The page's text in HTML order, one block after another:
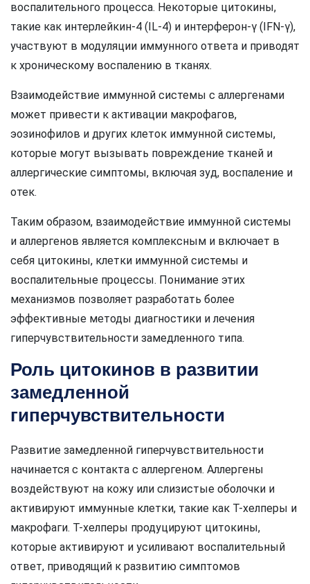
воспалительного процесса. Некоторые цитокины,
такие как интерлейкин-4 (IL-4) и интерферон-γ (IFN-γ),
участвуют в модуляции иммунного ответа и приводят
к хроническому воспалению в тканях.
Взаимодействие иммунной системы с аллергенами
может привести к активации макрофагов,
эозинофилов и других клеток иммунной системы,
которые могут вызывать повреждение тканей и
аллергические симптомы, включая зуд, воспаление и
отек.
Таким образом, взаимодействие иммунной системы
и аллергенов является комплексным и включает в
себя цитокины, клетки иммунной системы и
воспалительные процессы. Понимание этих
механизмов позволяет разработать более
эффективные методы диагностики и лечения
гиперчувствительности замедленного типа.
Роль цитокинов в развитии
замедленной
гиперчувствительности
Развитие замедленной гиперчувствительности
начинается с контакта с аллергеном. Аллергены
воздействуют на кожу или слизистые оболочки и
активируют иммунные клетки, такие как Т-хелперы и
макрофаги. Т-хелперы продуцируют цитокины,
которые активируют и усиливают воспалительный
ответ, приводящий к развитию симптомов